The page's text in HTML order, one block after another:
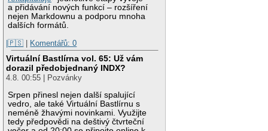
a přidávání nových funkcí – rozšíření
nejen Markdownu a podporu mnoha
dalších formátů.
|🇵🇸 | Komentářů: 0
Virtuální Bastlírna vol. 65: Už vám
dorazil předobjednaný INDX?
4.8. 00:55 | Pozvánky
Srpen přinesl nejen další spalující
vedro, ale také Virtuální Bastlírnu s
neméně žhavými novinkami. Využijte
tedy předpovědi na deštivý čtvrteční